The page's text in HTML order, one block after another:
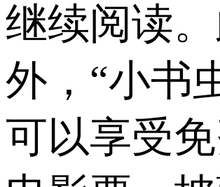
继续阅读
外，“小书
可以享受